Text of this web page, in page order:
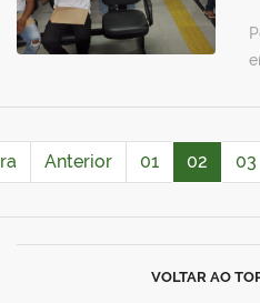
Anterior 01 02 03
VOLTAR AO